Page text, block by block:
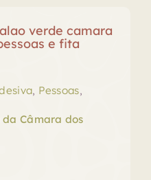
verde camara
e fita
, Pessoas,
Câmara dos